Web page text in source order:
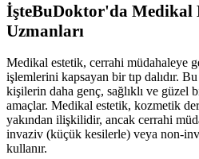
İşteBuDoktor'da Medikal
Uzmanları
Medikal estetik, cerrahi müdahaleye
işlemlerini kapsayan bir tıp dalıdır.
kişilerin daha genç, sağlıklı ve güzel
amaçlar. Medikal estetik, kozmetik
yakından ilişkilidir, ancak cerrahi
invaziv (küçük kesilerle) veya non-
kullanır.